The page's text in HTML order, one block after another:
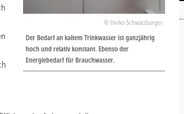
Heiko Schwarzburger
Der Bedarf an kaltem Trinkwasser ist ganzjährig
hoch und relativ konstant. Ebenso der
Energiebedarf für Brauchwasser.